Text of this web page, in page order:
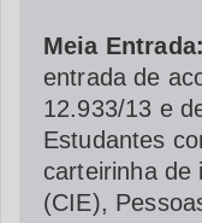
Meia
entrada de
12.933/13 e
Estudantes
carteirinha de
(CIE),